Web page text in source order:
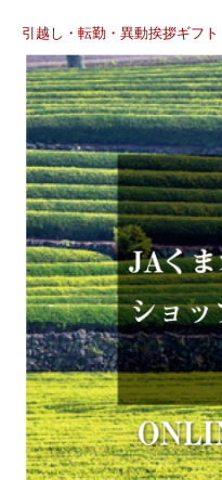
引越し・転勤・異動挨拶ギフト